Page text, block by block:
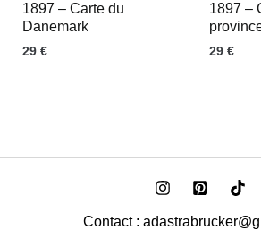
1897 – Carte du
Danemark
29 €
1897 –
29 €
Contact :